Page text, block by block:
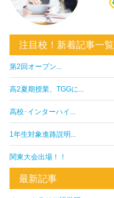
注目校！新着記事一覧
第2回オープン...
高2夏期授業、TGGに...
高校･インターハイ...
1年生対象進路説明...
関東大会出場！！
最新記事